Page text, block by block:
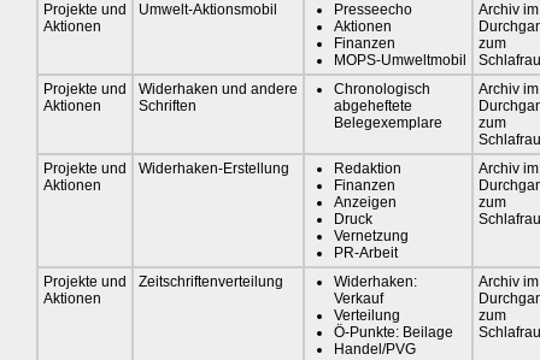
Projekte und
Aktionen
Umwelt-Aktionsmobil
Presseecho
Aktionen
Finanzen
MOPS-Umweltmobil
Archiv im
zum
Projekte und
Aktionen
Widerhaken und andere
Schriften
Chronologisch
abgeheftete
Belegexemplare
Archiv im
zum
Projekte und
Aktionen
Widerhaken-Erstellung
Redaktion
Finanzen
Anzeigen
Druck
Vernetzung
PR-Arbeit
Archiv im
zum
Projekte und
Aktionen
Zeitschriftenverteilung
Widerhaken:
Verkauf
Verteilung
Ö-Punkte: Beilage
Handel/PVG
Archiv im
zum